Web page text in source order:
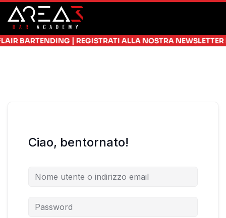
Skip to main content
BARTENDING|REGISTRATI ALLA NOSTRA NEWSLETTER E
Ciao, bentornato!